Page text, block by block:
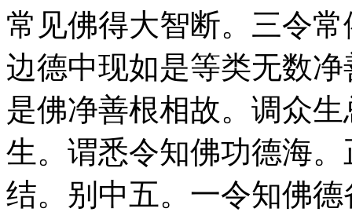
常见佛得大智断。三令
边德中现如是等类无数
是佛净善根相故。调众
生。谓悉令知佛功德海
结。别中五。一令知佛